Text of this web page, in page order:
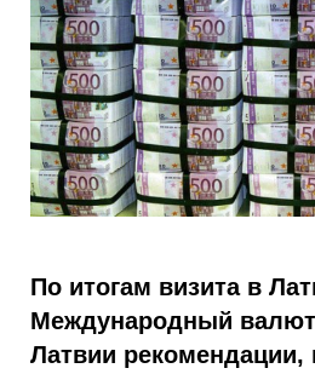
По итогам визита в
Международный
Латвии рекомендации,